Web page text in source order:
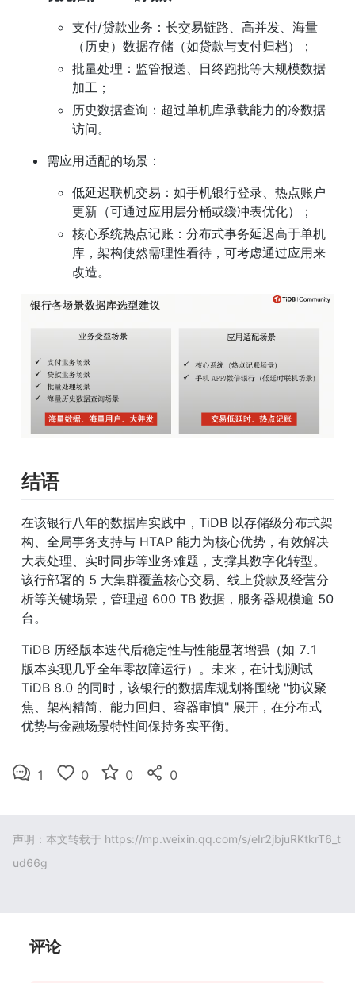
支付/贷款业务：长交易链路、高并发、海量
（历史）数据存储（如贷款与支付归档）；
批量处理：监管报送、日终跑批等大规模数据
加工；
历史数据查询：超过单机库承载能力的冷数据
访问。
需应用适配的场景：
低延迟联机交易：如手机银行登录、热点账户
更新（可通过应用层分桶或缓冲表优化）；
核心系统热点记账：分布式事务延迟高于单机
库，架构使然需理性看待，可考虑通过应用来
改造。
结语
在该银行八年的数据库实践中，TiDB 以存储级分布式架
构、全局事务支持与 HTAP 能力为核心优势，有效解决
大表处理、实时同步等业务难题，支撑其数字化转型。
该行部署的 5 大集群覆盖核心交易、线上贷款及经营分
析等关键场景，管理超 600 TB 数据，服务器规模逾 50
台。
TiDB 历经版本迭代后稳定性与性能显著增强（如 7.1
版本实现几乎全年零故障运行）。未来，在计划测试
TiDB 8.0 的同时，该银行的数据库规划将围绕 "协议聚
焦、架构精简、能力回归、容器审慎" 展开，在分布式
优势与金融场景特性间保持务实平衡。
1 0 0 0
声明：本文转载于 https://mp.weixin.qq.com/s/eIr2jbjuRKtkrT6_t
ud66g
评论